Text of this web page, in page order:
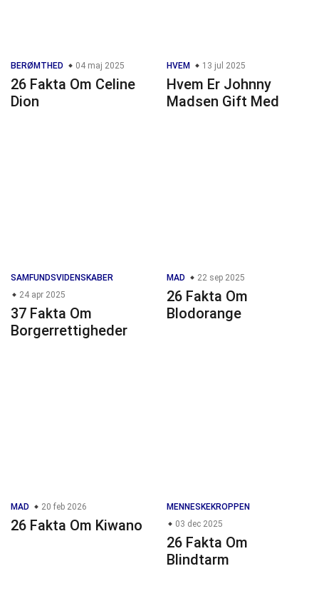
BERØMTHED 04 maj 2025
26 Fakta Om Celine
Dion
HVEM 13 jul 2025
Hvem Er Johnny
Madsen Gift Med
SAMFUNDSVIDENSKABER
24 apr 2025
37 Fakta Om
Borgerrettigheder
MAD 22 sep 2025
26 Fakta Om
Blodorange
MAD 20 feb 2026
26 Fakta Om Kiwano
MENNESKEKROPPEN
03 dec 2025
26 Fakta Om
Blindtarm